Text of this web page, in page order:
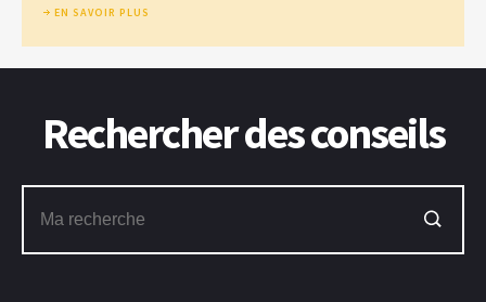
EN SAVOIR PLUS
Rechercher des conseils